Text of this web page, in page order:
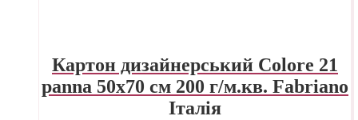
Картон дизайнерський Colore 21
panna 50х70 см 200 г/м.кв. Fabriano
Італія